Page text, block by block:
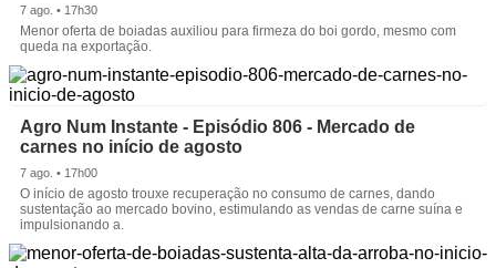
7 ago. • 17h30
Menor oferta de boiadas auxiliou para firmeza do boi gordo, mesmo com
queda na exportação.
Agro Num Instante - Episódio 806 - Mercado de
carnes no início de agosto
7 ago. • 17h00
O início de agosto trouxe recuperação no consumo de carnes, dando
sustentação ao mercado bovino, estimulando as vendas de carne suína e
impulsionando a.